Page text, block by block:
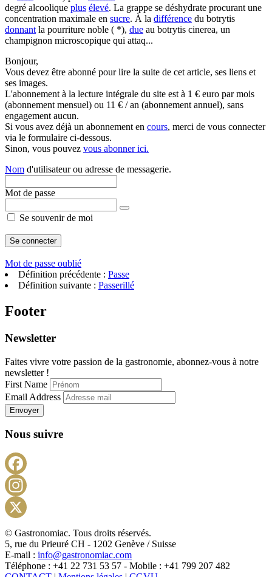
degré alcoolique plus élevé. La grappe se déshydrate procurant une
concentration maximale en sucre. À la différence du botrytis
donnant la pourriture noble ( *), due au botrytis cinerea, un
champignon microscopique qui attaq...
Bonjour,
Vous devez être abonné pour lire la suite de cet article, ses liens et
ses images.
L'abonnement à la lecture intégrale du site est à 1 € euro par mois
(abonnement mensuel) ou 11 € / an (abonnement annuel), sans
engagement aucun.
Si vous avez déjà un abonnement en cours, merci de vous connecter
via le formulaire ci-dessous.
Sinon, vous pouvez vous abonner ici.
Nom d'utilisateur ou adresse de messagerie.
Mot de passe
Se souvenir de moi
Mot de passe oublié
Définition précédente : Passe
Définition suivante : Passerillé
Footer
Newsletter
Faites vivre votre passion de la gastronomie, abonnez-vous à notre
newsletter !
First Name
Email Address
Envoyer
Nous suivre
X
© Gastronomiac. Tous droits réservés.
5, rue du Prieuré CH - 1202 Genève / Suisse
E-mail : info@gastronomiac.com
Téléphone : +41 22 731 53 57 - Mobile : +41 799 207 482